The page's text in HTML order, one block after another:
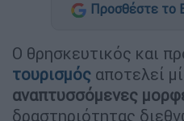
Προσθέστε το
Ο θρησκευτικός και
τουρισμός αποτελεί
αναπτυσσόμενες
δραστηριότητας